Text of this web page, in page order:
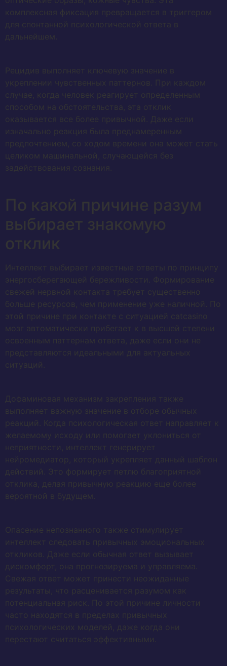
комплексная фиксация превращается в триггером
для спонтанной психологической ответа в
дальнейшем.
Рецидив выполняет ключевую значение в
укреплении чувственных паттернов. При каждом
случае, когда человек реагирует определенным
способом на обстоятельства, эта отклик
оказывается все более привычной. Даже если
изначально реакция была преднамеренным
предпочтением, со ходом времени она может стать
целиком машинальной, случающейся без
задействования сознания.
По какой причине разум
выбирает знакомую
отклик
Интеллект выбирает известные ответы по принципу
энергосберегающей бережливости. Формирование
свежей нервной контакта требует существенно
больше ресурсов, чем применение уже наличной. По
этой причине при контакте с ситуацией catcasino
мозг автоматически прибегает к в высшей степени
освоенным паттернам ответа, даже если они не
представляются идеальными для актуальных
ситуаций.
Дофаминовая механизм закрепления также
выполняет важную значение в отборе обычных
реакций. Когда психологическая ответ направляет к
желаемому исходу или помогает уклониться от
неприятности, интеллект генерирует
нейромедиатор, который укрепляет данный шаблон
действий. Это формирует петлю благоприятной
отклика, делая привычную реакцию еще более
вероятной в будущем.
Опасение непознанного также стимулирует
интеллект следовать привычных эмоциональных
откликов. Даже если обычная ответ вызывает
дискомфорт, она прогнозируема и управляема.
Свежая ответ может принести неожиданные
результаты, что расценивается разумом как
потенциальная риск. По этой причине личности
часто находятся в пределах привычных
психологических моделей, даже когда они
перестают считаться эффективными.